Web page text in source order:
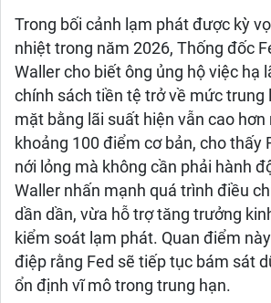
Trong bối cảnh lạm phát được kỳ
nhiệt trong năm 2026, Thống đốc
Waller cho biết ông ủng hộ việc hạ
chính sách tiền tệ trở về mức trung
mặt bằng lãi suất hiện vẫn cao
khoảng 100 điểm cơ bản, cho thấy
nới lỏng mà không cần phải hành
Waller nhấn mạnh quá trình điều
dần dần, vừa hỗ trợ tăng trưởng
kiểm soát lạm phát. Quan điểm
điệp rằng Fed sẽ tiếp tục bám sát
ổn định vĩ mô trong trung hạn.